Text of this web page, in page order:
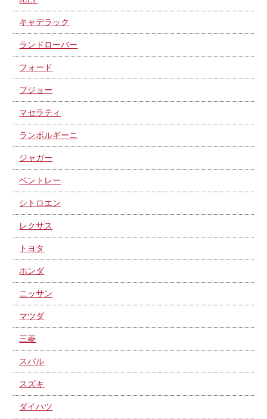
キャデラック
ランドローバー
フォード
プジョー
マセラティ
ランボルギーニ
ジャガー
ベントレー
シトロエン
レクサス
トヨタ
ホンダ
ニッサン
マツダ
三菱
スバル
スズキ
ダイハツ